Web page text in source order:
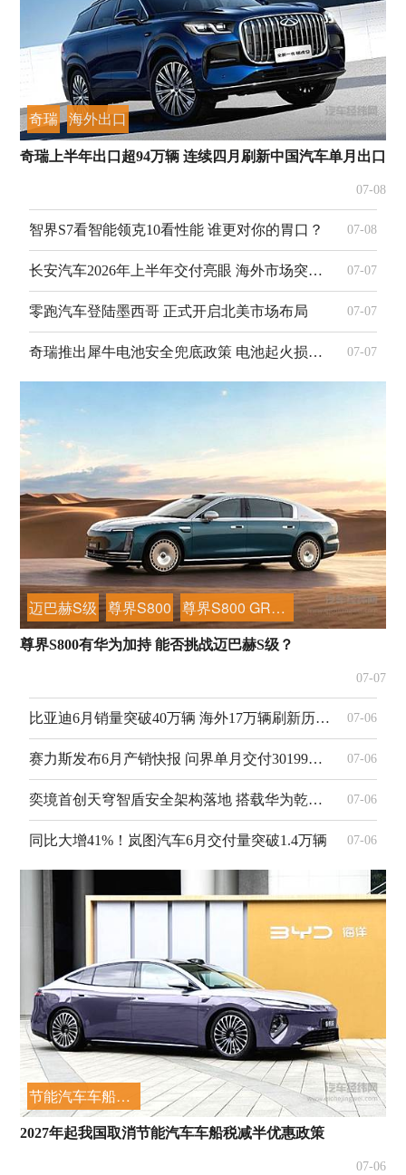
奇瑞 海外出口
奇瑞上半年出口超94万辆 连续四月刷新中国汽车单月出口纪
07-08
智界S7看智能领克10看性能 谁更对你的胃口？ 07-08
长安汽车2026年上半年交付亮眼 海外市场突破40.2万辆 07-07
零跑汽车登陆墨西哥 正式开启北美市场布局 07-07
奇瑞推出犀牛电池安全兜底政策 电池起火损毁赔付整车 07-07
迈巴赫S级 尊界S800 尊界S800 GRAND DESIGN典藏大观
尊界S800有华为加持 能否挑战迈巴赫S级？
07-07
比亚迪6月销量突破40万辆 海外17万辆刷新历史纪录 07-06
赛力斯发布6月产销快报 问界单月交付30199台 上半年同比稳增 07-06
奕境首创天穹智盾安全架构落地 搭载华为乾崑ADS 5的X9将于三季度交付 07-06
同比大增41%！岚图汽车6月交付量突破1.4万辆 07-06
节能汽车车船税减半
2027年起我国取消节能汽车车船税减半优惠政策
07-06